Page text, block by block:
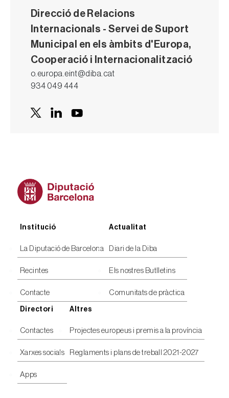
Direcció de Relacions
Internacionals - Servei de Suport
Municipal en els àmbits d'Europa,
Cooperació i Internacionalització
o.europa.eint@diba.cat
934 049 444
Peu
Institució
La Diputació de Barcelona
Recintes
Contacte
Actualitat
Diari de la Diba
Els nostres Butlletins
Comunitats de pràctica
Directori
Contactes
Xarxes socials
Apps
Altres
Projectes europeus i premis a la província
Reglaments i plans de treball 2021-2027